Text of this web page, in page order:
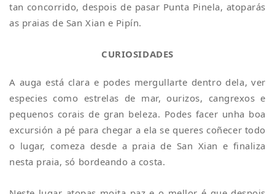
tan concorrido, despois de pasar Punta Pinela, atoparás
as praias de San Xian e Pipín.
CURIOSIDADES
A auga está clara e podes mergullarte dentro dela, ver
especies como estrelas de mar, ourizos, cangrexos e
pequenos corais de gran beleza. Podes facer unha boa
excursión a pé para chegar a ela se queres coñecer todo
o lugar, comeza desde a praia de San Xian e finaliza
nesta praia, só bordeando a costa.